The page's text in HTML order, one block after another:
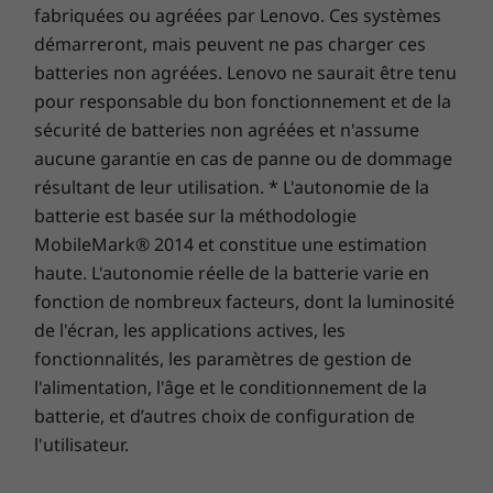
Déjouez les plans des aspirants pirates
Nous savons à quel point vos informations
des performances et de la protection des portables !
fabriquées ou agréées par Lenovo. Ces systèmes
démarreront, mais peuvent ne pas charger ces
batteries non agréées. Lenovo ne saurait être tenu
pour responsable du bon fonctionnement et de la
sécurité de batteries non agréées et n'assume
aucune garantie en cas de panne ou de dommage
résultant de leur utilisation. * L'autonomie de la
batterie est basée sur la méthodologie
MobileMark® 2014 et constitue une estimation
haute. L'autonomie réelle de la batterie varie en
fonction de nombreux facteurs, dont la luminosité
de l'écran, les applications actives, les
fonctionnalités, les paramètres de gestion de
l'alimentation, l'âge et le conditionnement de la
batterie, et d’autres choix de configuration de
l'utilisateur.